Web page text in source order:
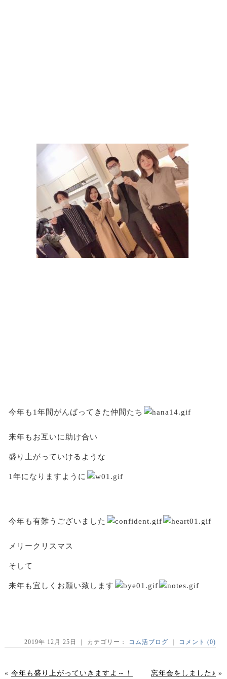
今年も1年間がんばってきた仲間たち
来年もお互いに助け合い
盛り上がっていけるような
1年になりますように
今年も有難うございました
メリークリスマス
そして
来年も宜しくお願い致します
2019年 12月 25日 ｜ カテゴリー： コム活ブログ コメント (0)
« 今年も盛り上がっていきますよ～！ 忘年会をしました♪ »